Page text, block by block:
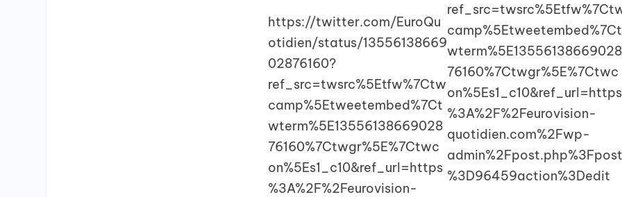
https://twitter.com/EuroQu
otidien/status/13556138669
02876160?
ref_src=twsrc%5Etfw%7Ctw
camp%5Etweetembed%7Ct
wterm%5E13556138669028
76160%7Ctwgr%5E%7Ctwc
on%5Es1_c10&ref_url=https
%3A%2F%2Feurovision-
camp%5Etweetembed%7Ct
wterm%5E13556138669028
76160%7Ctwgr%5E%7Ctwc
on%5Es1_c10&ref_url=https
%3A%2F%2Feurovision-
quotidien.com%2Fwp-
admin%2Fpost.php%3Fpost
%3D96459action%3Dedit